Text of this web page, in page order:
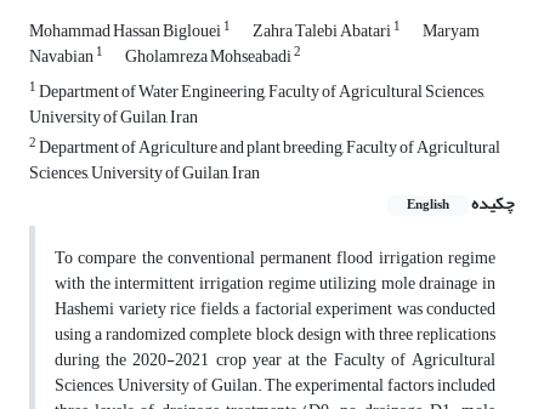
Mohammad Hassan Biglouei1 Zahra Talebi Abatari1 Maryam
Navabian1 Gholamreza Mohseabadi2
1Department of Water Engineering, Faculty of Agricultural Sciences,
University of Guilan, Iran
2Department of Agriculture and plant breeding, Faculty of Agricultural
Sciences, University of Guilan, Iran
چکیده
English
To compare the conventional permanent flood irrigation regime
with the intermittent irrigation regime utilizing mole drainage in
Hashemi variety rice fields, a factorial experiment was conducted
using a randomized complete block design with three replications
during the 2020-2021 crop year at the Faculty of Agricultural
Sciences, University of Guilan. The experimental factors included